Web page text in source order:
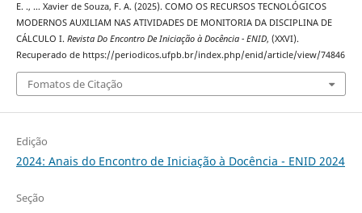
E. ., … Xavier de Souza, F. A. (2025). COMO OS RECURSOS TECNOLÓGICOS
MODERNOS AUXILIAM NAS ATIVIDADES DE MONITORIA DA DISCIPLINA DE
CÁLCULO I. Revista Do Encontro De Iniciação à Docência - ENID, (XXVI).
Recuperado de https://periodicos.ufpb.br/index.php/enid/article/view/74846
Fomatos de Citação
Edição
2024: Anais do Encontro de Iniciação à Docência - ENID 2024
Seção